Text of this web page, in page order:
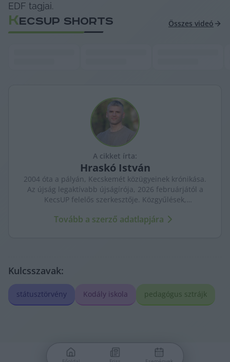
EDF tagjai.
KECSUP SHORTS Összes videó
A cikket írta:
Hraskó István
2004 óta a pályán, Kecskemét közügyeinek krónikása.
Az újság legaktívabb újságírója, 2026 februárjától a
KecsUP felelős szerkesztője. Közgyűlések,
arca és a háttérben élők történetei egyszerre jelennek
Tovább a szerző adatlapjára
Kulcsszavak:
státusztörvény Kodály iskola pedagógus sztrájk